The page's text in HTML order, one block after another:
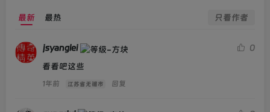
chinese.php /文件中有详细的每个参数的说明 自己修改
最新 最热 只看作者
jsyanglei
0
看看吧这些
1年前 江苏省无锡市 回复